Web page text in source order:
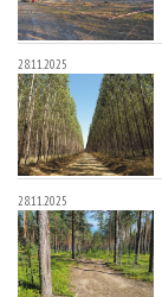
28.11.2025
28.11.2025